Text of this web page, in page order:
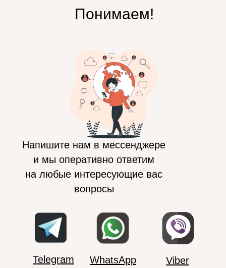
Напишите нам в мессенджере
и мы оперативно ответим
на любые интересующие вас
вопросы
Понимаем!
Telegram WhatsApp Viber